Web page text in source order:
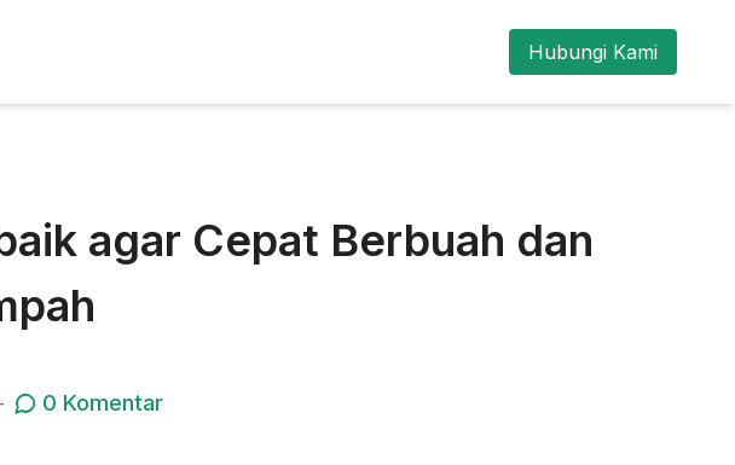
Hubungi Kami
agar Cepat Berbuah dan
0 Komentar